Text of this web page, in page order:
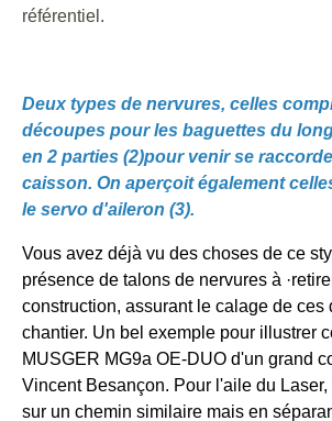
référentiel.
Deux types de nervures, celles
découpes pour les baguettes du
en 2 parties (2)pour venir se
caisson. On aperçoit également
le servo d'aileron (3).
Vous avez déjà vu des choses de ce
présence de talons de nervures à
construction, assurant le calage de ces
chantier. Un bel exemple pour illustrer
MUSGER MG9a OE-DUO d'un grand
Vincent Besançon. Pour l'aile du
sur un chemin similaire mais en